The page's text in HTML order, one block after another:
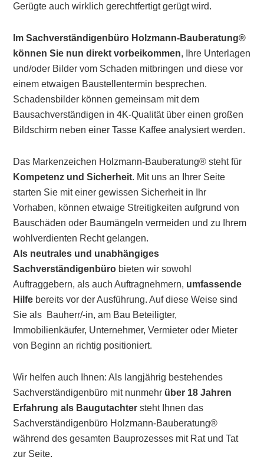
Gerügte auch wirklich gerechtfertigt gerügt wird.
Im Sachverständigenbüro Holzmann-Bauberatung®
können Sie nun direkt vorbeikommen, Ihre Unterlagen
und/oder Bilder vom Schaden mitbringen und diese vor
einem etwaigen Baustellentermin besprechen.
Schadensbilder können gemeinsam mit dem
Bausachverständigen in 4K-Qualität über einen großen
Bildschirm neben einer Tasse Kaffee analysiert werden.
Das Markenzeichen Holzmann-Bauberatung® steht für
Kompetenz und Sicherheit. Mit uns an Ihrer Seite
starten Sie mit einer gewissen Sicherheit in Ihr
Vorhaben, können etwaige Streitigkeiten aufgrund von
Bauschäden oder Baumängeln vermeiden und zu Ihrem
wohlverdienten Recht gelangen.
Als neutrales und unabhängiges
Sachverständigenbüro bieten wir sowohl
Auftraggebern, als auch Auftragnehmern, umfassende
Hilfe bereits vor der Ausführung. Auf diese Weise sind
Sie als Bauherr/-in, am Bau Beteiligter,
Immobilienkäufer, Unternehmer, Vermieter oder Mieter
von Beginn an richtig positioniert.
Wir helfen auch Ihnen: Als langjährig bestehendes
Sachverständigenbüro mit nunmehr über 18 Jahren
Erfahrung als Baugutachter steht Ihnen das
Sachverständigenbüro Holzmann-Bauberatung®
während des gesamten Bauprozesses mit Rat und Tat
zur Seite.